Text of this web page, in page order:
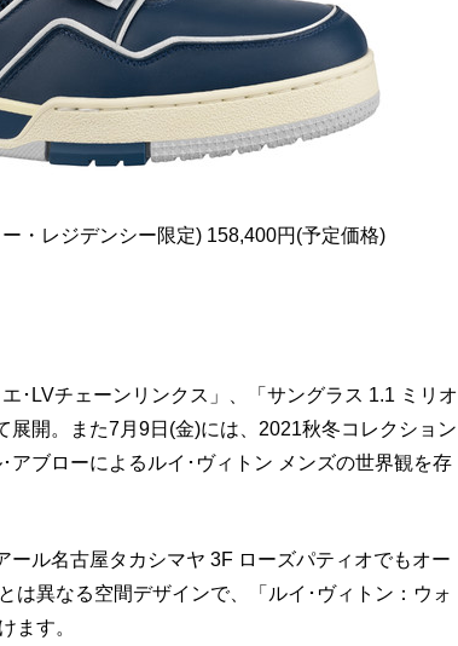
・レジデンシー限定) 158,400円(予定価格)
･LVチェーンリンクス」、「サングラス 1.1 ミリオ
開。また7月9日(金)には、2021秋冬コレクション
ブローによるルイ･ヴィトン メンズの世界観を存
ール名古屋タカシマヤ 3F ローズパティオでもオー
は異なる空間デザインで、「ルイ･ヴィトン：ウォ
ます。